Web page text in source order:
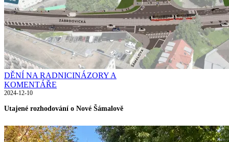
DĚNÍ NA RADNICINÁZORY A
KOMENTÁŘE
2024-12-10
Utajené rozhodování o Nové Šámalově